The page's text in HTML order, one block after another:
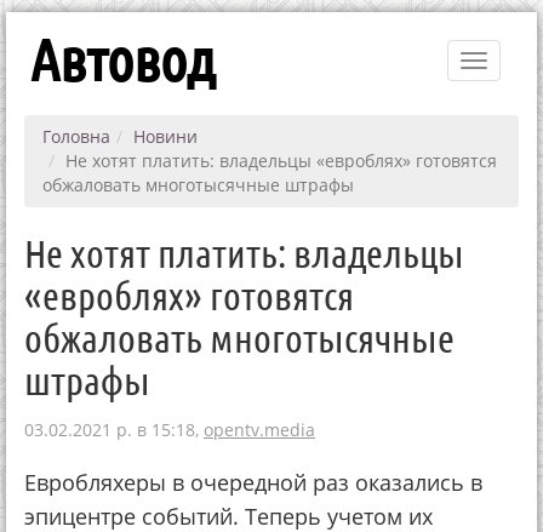
Toggle
Автовод
Головна
Новини
Не хотят платить: владельцы «евроблях» готовятся
обжаловать многотысячные штрафы
Не хотят платить: владельцы
«евроблях» готовятся
обжаловать многотысячные
штрафы
03.02.2021 р. в 15:18, opentv.media
Евробляхеры в очередной раз оказались в
эпицентре событий. Теперь учетом их